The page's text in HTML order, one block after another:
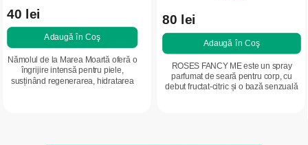
40 lei
Adaugă în Coş
Nămolul de la Marea Moartă oferă o
îngrijire intensă pentru piele,
susținând regenerarea, hidratarea
80 lei
Adaugă în Coş
ROSES FANCY ME este un spray
parfumat de seară pentru corp, cu
debut fructat-citric și o bază senzuală